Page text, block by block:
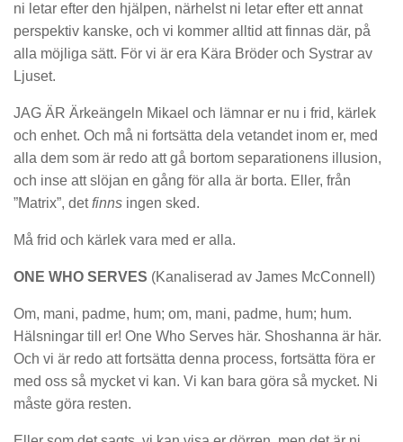
ni letar efter den hjälpen, närhelst ni letar efter ett annat
perspektiv kanske, och vi kommer alltid att finnas där, på
alla möjliga sätt. För vi är era Kära Bröder och Systrar av
Ljuset.
JAG ÄR Ärkeängeln Mikael och lämnar er nu i frid, kärlek
och enhet. Och må ni fortsätta dela vetandet inom er, med
alla dem som är redo att gå bortom separationens illusion,
och inse att slöjan en gång för alla är borta. Eller, från
”Matrix”, detfinns ingen sked.
Må frid och kärlek vara med er alla.
ONE WHO SERVES (Kanaliserad av James McConnell)
Om, mani, padme, hum; om, mani, padme, hum; hum.
Hälsningar till er! One Who Serves här. Shoshanna är här.
Och vi är redo att fortsätta denna process, fortsätta föra er
med oss så mycket vi kan. Vi kan bara göra så mycket. Ni
måste göra resten.